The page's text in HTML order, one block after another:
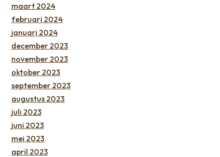
maart 2024
februari 2024
januari 2024
december 2023
november 2023
oktober 2023
september 2023
augustus 2023
juli 2023
juni 2023
mei 2023
april 2023